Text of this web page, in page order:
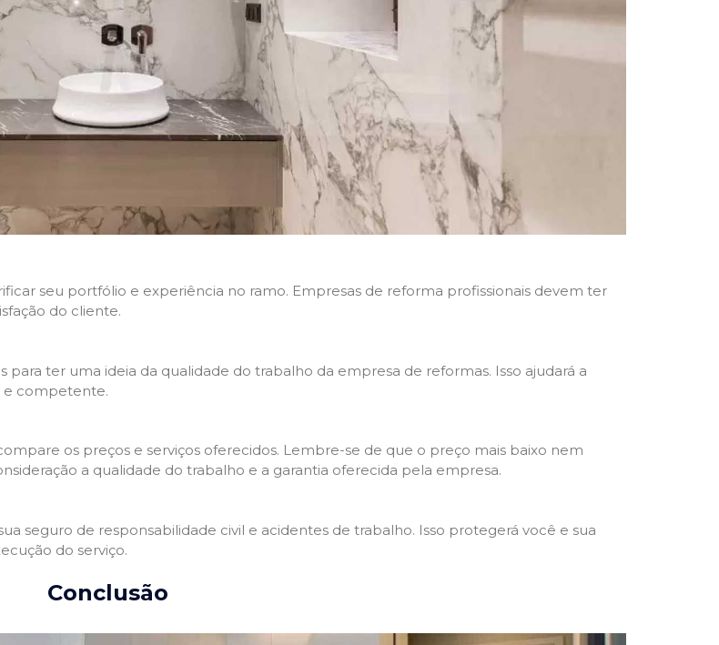
seu portfólio e experiência no ramo. Empresas de reforma profissionais devem ter
do cliente.
ter uma ideia da qualidade do trabalho da empresa de reformas. Isso ajudará a
e competente.
os preços e serviços oferecidos. Lembre-se de que o preço mais baixo nem
a qualidade do trabalho e a garantia oferecida pela empresa.
seguro de responsabilidade civil e acidentes de trabalho. Isso protegerá você e sua
do serviço.
Conclusão